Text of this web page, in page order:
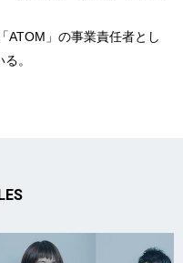
ATOM」の事業責任者とし
。